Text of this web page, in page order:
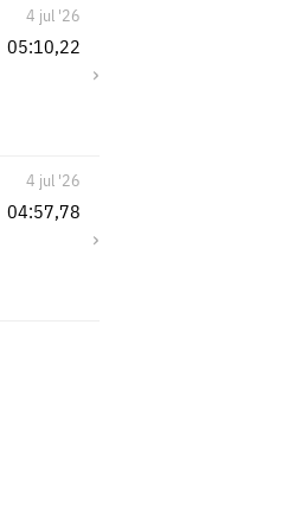
05:10,22
4 jul '26
›
04:57,78
4 jul '26
›